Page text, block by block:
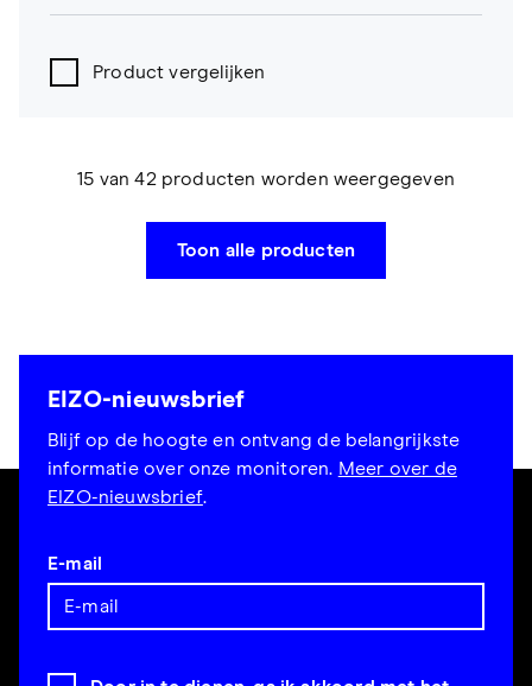
Product vergelijken
15 van 42 producten worden weergegeven
Toon alle producten
EIZO-nieuwsbrief
Blijf op de hoogte en ontvang de belangrijkste
informatie over onze monitoren. Meer over de
EIZO-nieuwsbrief.
E-mail